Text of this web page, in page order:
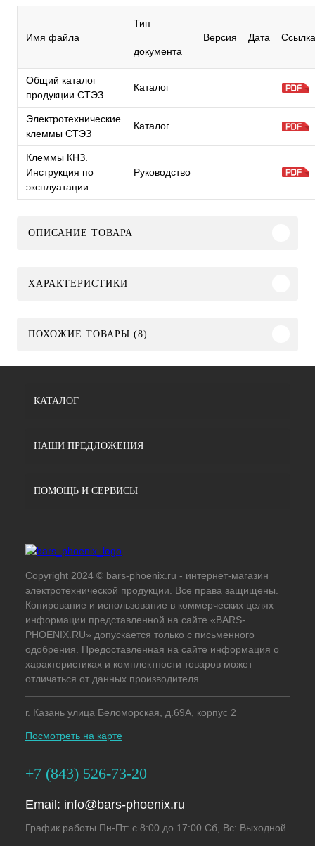
Имя файла
Тип
документа
Версия Дата Ссылка
Общий каталог
продукции СТЭЗ
Каталог
Электротехнические
клеммы СТЭЗ
Каталог
Клеммы КНЗ.
Инструкция по
эксплуатации
Руководство
ОПИСАНИЕ ТОВАРА
ХАРАКТЕРИСТИКИ
ПОХОЖИЕ ТОВАРЫ (8)
КАТАЛОГ
НАШИ ПРЕДЛОЖЕНИЯ
ПОМОЩЬ И СЕРВИСЫ
Copyright 2024 © bars-phoenix.ru - интернет-магазин
электротехнической продукции. Все права защищены.
Копирование и использование в коммерческих целях
информации представленной на сайте «BARS-
PHOENIX.RU» допускается только с письменного
одобрения. Предоставленная на сайте информация о
характеристиках и комплектности товаров может
отличаться от данных производителя
г. Казань улица Беломорская, д.69А, корпус 2
Посмотреть на карте
+7 (843) 526-73-20
Email: info@bars-phoenix.ru
График работы Пн-Пт: с 8:00 до 17:00 Сб, Вс: Выходной